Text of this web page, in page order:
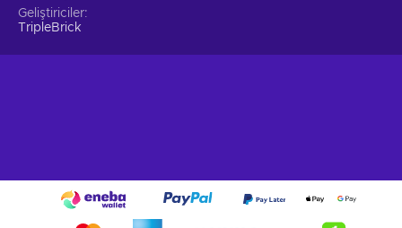
Geliştiriciler
TripleBrick